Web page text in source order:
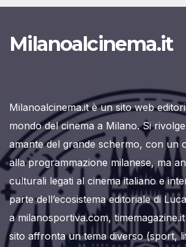
Milanoalcinema.it
Milanoalcinema.it è un sito web
mondo del cinema a Milano. Si
amante del grande schermo, con un
alla programmazione milanese, ma
culturali legati al cinema italiano e
parte dell’ecosistema editoriale di
a milanosportiva.com,
sito affronta un tema diverso (sport,